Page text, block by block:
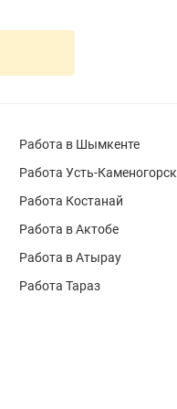
Работа в Шымкенте
Работа Усть-Каменогорск
Работа Костанай
Работа в Актобе
Работа в Атырау
Работа Тараз